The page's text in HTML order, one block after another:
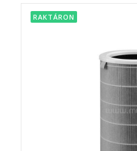
RAKTÁRON